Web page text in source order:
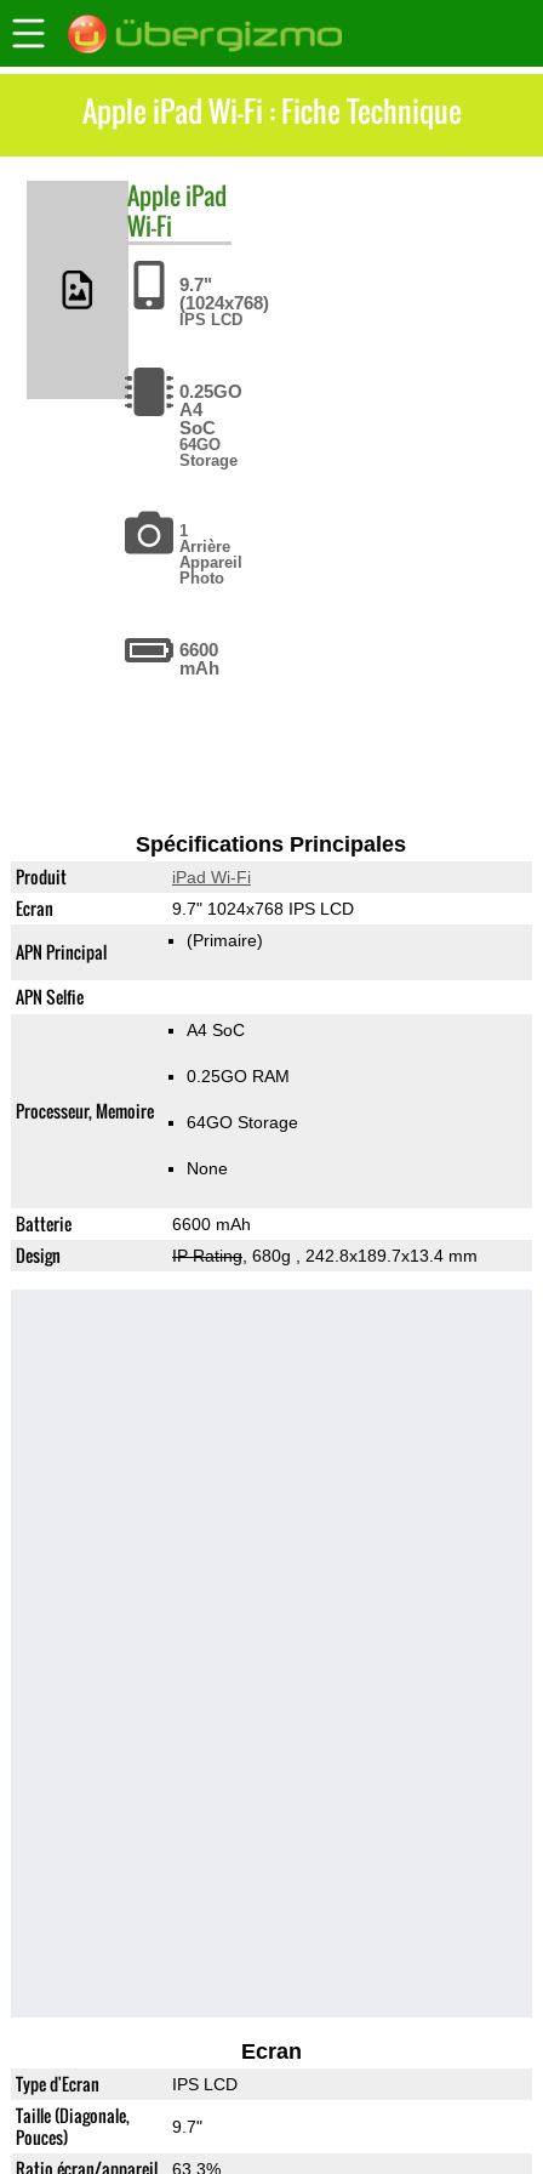
Apple iPad Wi-Fi : Fiche Technique
AppleiPad
Wi-Fi
9.7"
(1024x768)
IPS LCD
0.25GO
A4
SoC
64GO
Storage
1
Arrière
Appareil
Photo
6600
mAh
Spécifications Principales
Produit iPad Wi-Fi
Ecran 9.7" 1024x768 IPS LCD
APN Principal (Primaire)
APN Selfie
Processeur, Memoire
A4 SoC
0.25GO RAM
64GO Storage
None
Batterie 6600 mAh
Design IP Rating, 680g , 242.8x189.7x13.4 mm
Ecran
Type d'Ecran IPS LCD
Taille (Diagonale,
Pouces)
9.7"
Ratio écran/appareil 63.3%